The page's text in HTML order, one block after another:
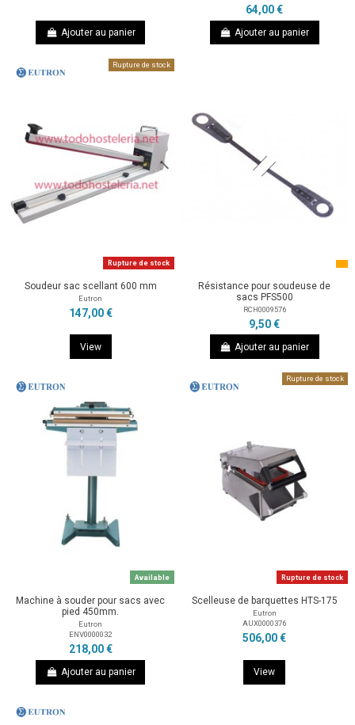
Ajouter au panier
64,00 €
Ajouter au panier
Rupture de stock
Rupture de stock
Soudeur sac scellant 600 mm
Eutron
147,00 €
View
Résistance pour soudeuse de
sacs PFS500
RCH0009576
9,50 €
Ajouter au panier
Available
Machine à souder pour sacs avec
pied 450mm.
Eutron
ENV0000032
218,00 €
Ajouter au panier
Rupture de stock
Rupture de stock
Scelleuse de barquettes HTS-175
Eutron
AUX0000376
506,00 €
View